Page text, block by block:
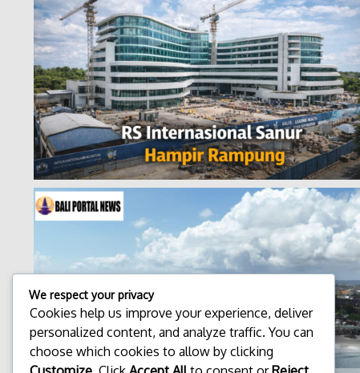
We respect your privacy
Cookies help us improve your experience, deliver
personalized content, and analyze traffic. You can
choose which cookies to allow by clicking